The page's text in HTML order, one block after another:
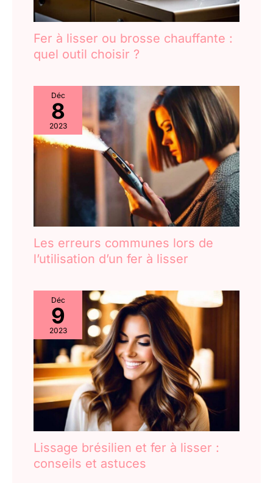
Fer à lisser ou brosse chauffante :
quel outil choisir ?
Déc
8
2023
Les erreurs communes lors de
l’utilisation d’un fer à lisser
Déc
9
2023
Lissage brésilien et fer à lisser :
conseils et astuces